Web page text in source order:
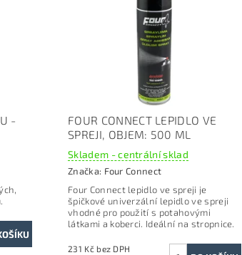
-
FOUR CONNECT LEPIDLO VE
SPREJI, OBJEM: 500 ML
Skladem - centrální sklad
Značka: Four Connect
Four Connect lepidlo ve spreji je
špičkové univerzální lepidlo ve spreji
vhodné pro použití s potahovými
látkami a koberci. Ideální na stropnice.
231 Kč bez DPH